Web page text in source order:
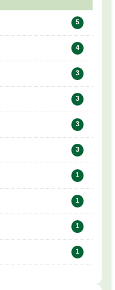
5
4
3
3
3
3
1
1
1
1